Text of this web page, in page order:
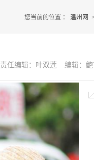
您当前的位置 ： 温州网 >
责任编辑：叶双莲 编辑：